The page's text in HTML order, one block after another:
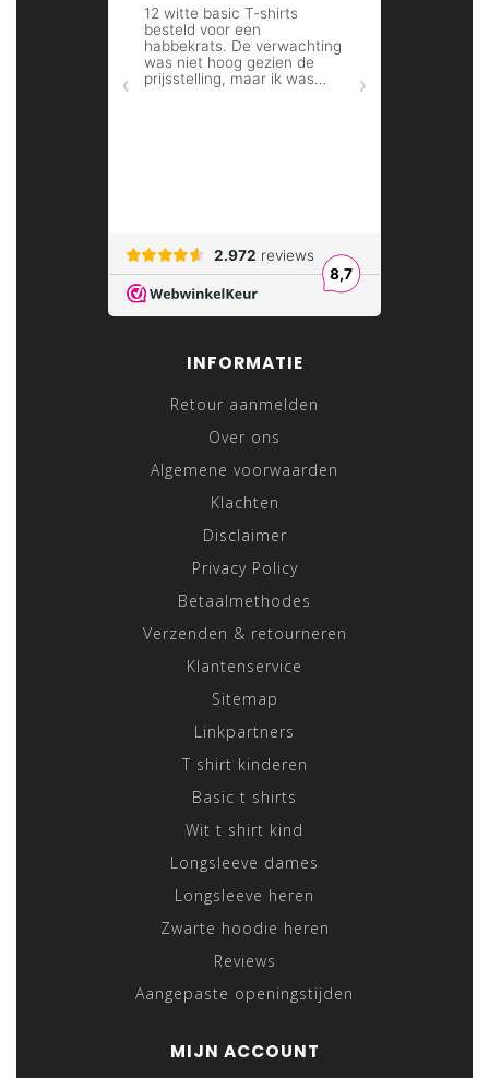
INFORMATIE
Retour aanmelden
Over ons
Algemene voorwaarden
Klachten
Disclaimer
Privacy Policy
Betaalmethodes
Verzenden & retourneren
Klantenservice
Sitemap
Linkpartners
T shirt kinderen
Basic t shirts
Wit t shirt kind
Longsleeve dames
Longsleeve heren
Zwarte hoodie heren
Reviews
Aangepaste openingstijden
MIJN ACCOUNT